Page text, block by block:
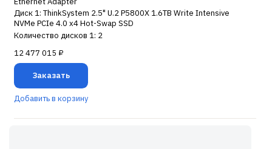
Диск 1: ThinkSystem 2.5" U.2 P5800X 1.6TB Write Intensive
NVMe PCIe 4.0 x4 Hot-Swap SSD
Количество дисков 1: 2
12 477 015 ₽
Заказать
Добавить в корзину